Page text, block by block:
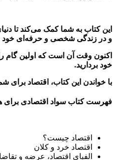
این کتاب به شما کمک می‌کند تا
و در زندگی شخصی و حرفه‌ای خود
اکنون وقت آن است که اولین گام
خود بردارید.
با خواندن این کتاب، اقتصاد برای
فهرست کتاب سواد اقتصادی برای
اقتصاد چیست؟
اقتصاد خرد و کلان
الفبای اقتصاد، عرضه و تقاضا